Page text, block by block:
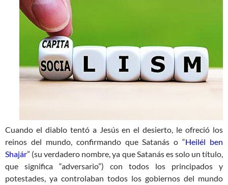
Cuando el diablo tentó a Jesús en el desierto, le ofreció los
reinos del mundo, confirmando que Satanás o “Heilél ben
Shajár” (su verdadero nombre, ya que Satanás es solo un título,
que significa “adversario”) con todos los principados y
potestades, ya controlaban todos los gobiernos del mundo